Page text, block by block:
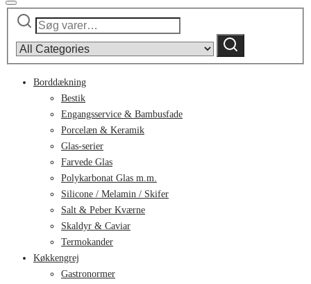
Søg
category:
Søg
Borddækning
Bestik
Engangsservice & Bambusfade
Porcelæn & Keramik
Glas-serier
Farvede Glas
Polykarbonat Glas m.m.
Silicone / Melamin / Skifer
Salt & Peber Kværne
Skaldyr & Caviar
Termokander
Køkkengrej
Gastronormer